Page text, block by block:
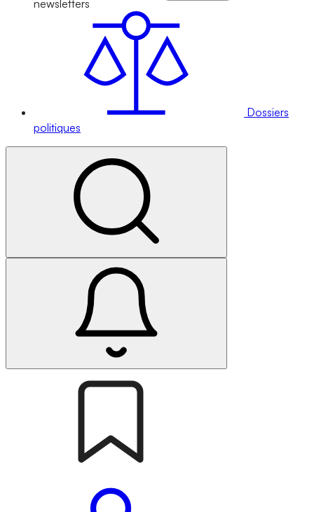
newsletters
Dossiers
politiques